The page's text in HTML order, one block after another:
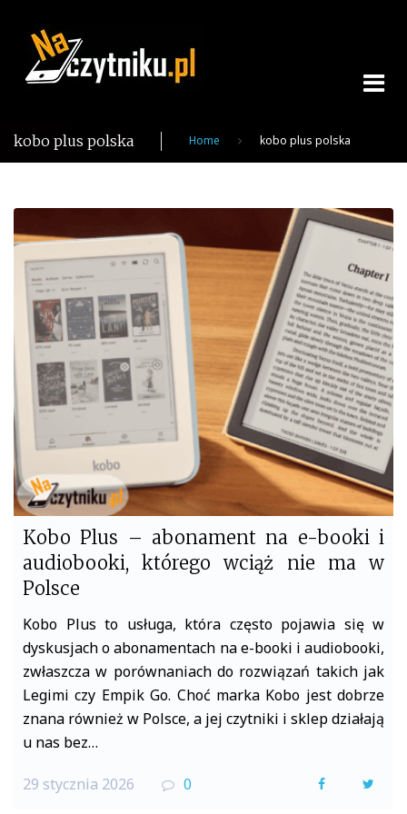
content
kobo plus polska Home kobo plus polska
kobo
plus
polska
Kobo Plus – abonament na e-booki i
audiobooki, którego wciąż nie ma w
Polsce
Kobo Plus to usługa, która często pojawia się w
dyskusjach o abonamentach na e-booki i audiobooki,
zwłaszcza w porównaniach do rozwiązań takich jak
Legimi czy Empik Go. Choć marka Kobo jest dobrze
znana również w Polsce, a jej czytniki i sklep działają
u nas bez…
29 stycznia 2026 0
F